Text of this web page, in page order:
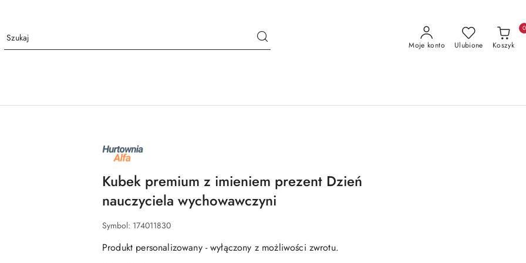
Moje konto Ulubione Koszyk
0
NAZWA
PRODUCENTA:
ALFA
Kubek premium z imieniem prezent Dzień
nauczyciela wychowawczyni
Symbol: 174011830
Produkt personalizowany - wyłączony z możliwości zwrotu.